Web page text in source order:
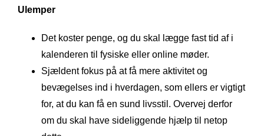
Ulemper
Det koster penge, og du skal lægge fast tid af i
kalenderen til fysiske eller online møder.
Sjældent fokus på at få mere aktivitet og
bevægelses ind i hverdagen, som ellers er vigtigt
for, at du kan få en sund livsstil. Overvej derfor
om du skal have sideliggende hjælp til netop